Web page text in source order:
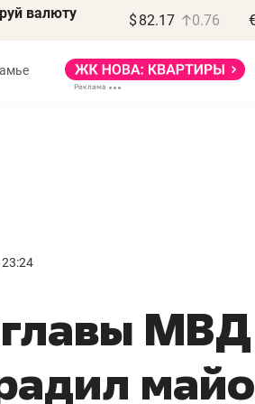
валюту $ 82.17 0.76
правил, бизнес может
потерять минимум